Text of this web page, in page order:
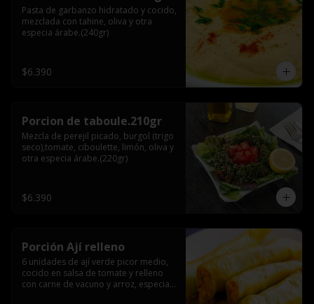
Pasta de garbanzo hidratado y cocido,
mezclada con tahine, oliva y otra
especia árabe.(240gr)
$6.390
Porcion de taboule.210gr
Mezcla de perejil picado, burgol (trigo
seco),tomate, ciboulette, limón, oliva y
otra especia árabe.(220gr)
$6.390
Porción Ají relleno
6 unidades de ají verde picor medio,
cocido en salsa de tomate y relleno
con carne de vacuno y arroz, especia